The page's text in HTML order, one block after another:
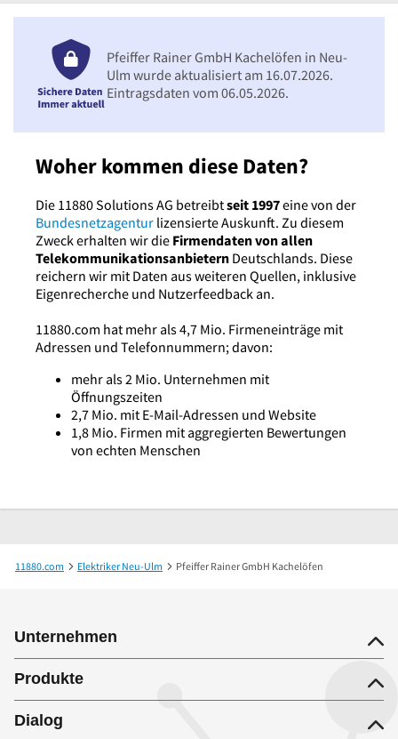
Woher kommen diese Daten?
Die 11880 Solutions AG betreibtseit 1997eine von der
Bundesnetzagentur lizensierte Auskunft. Zu diesem
Zweck erhalten wir die Firmendaten von allen
Telekommunikationsanbietern Deutschlands. Diese
reichern wir mit Daten aus weiteren Quellen, inklusive
Eigenrecherche und Nutzerfeedback an.
11880.com hat mehr als 4,7 Mio. Firmeneinträge mit
Adressen und Telefonnummern; davon:
mehr als 2 Mio. Unternehmen mit
Öffnungszeiten
2,7 Mio. mit E-Mail-Adressen und Website
1,8 Mio. Firmen mit aggregierten Bewertungen
von echten Menschen
Pfeiffer Rainer GmbH Kachelöfen in Neu-
Ulm wurde aktualisiert am 16.07.2026.
Eintragsdaten vom 06.05.2026.
11880.com Elektriker Neu-Ulm Pfeiffer Rainer GmbH Kachelöfen
Unternehmen
Produkte
Dialog